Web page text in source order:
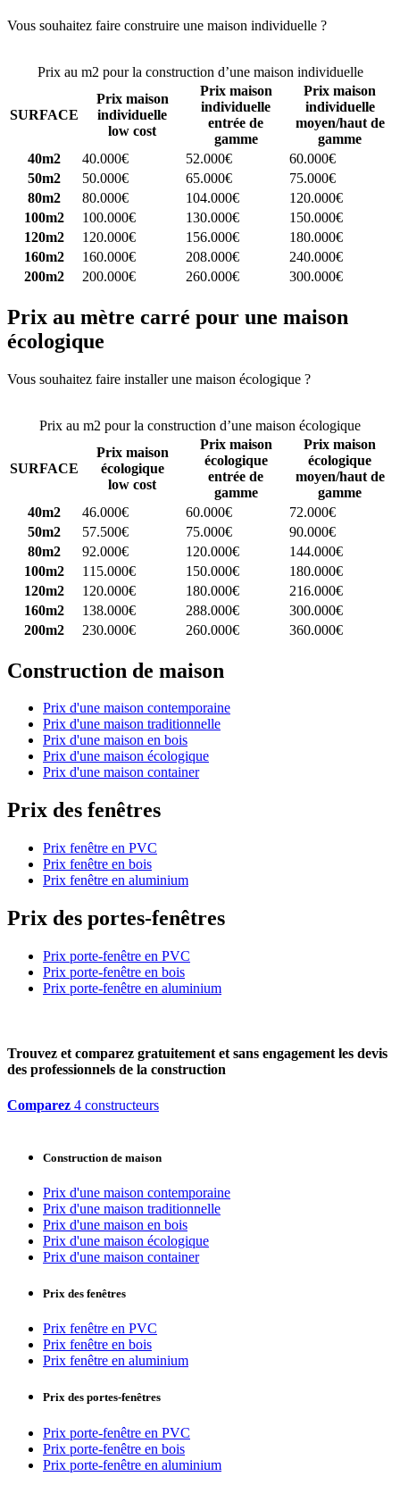
Vous souhaitez faire construire une maison individuelle ?
Prix au m2 pour la construction d’une maison individuelle
SURFACE
Prix maison
individuelle
low cost
Prix maison
individuelle
entrée de
gamme
Prix maison
individuelle
moyen/haut de
gamme
40m2
40.000€ 52.000€
60.000€
50m2
50.000€ 65.000€
75.000€
80m2
80.000€ 104.000€
120.000€
100m2
100.000€ 130.000€
150.000€
120m2
120.000€ 156.000€
180.000€
160m2
160.000€ 208.000€
240.000€
200m2
200.000€ 260.000€ 300.000€
Prix au mètre carré pour une maison
écologique
Vous souhaitez faire installer une maison écologique ?
Prix au m2 pour la construction d’une maison écologique
SURFACE
Prix maison
écologique
low cost
Prix maison
écologique
entrée de
gamme
Prix maison
écologique
moyen/haut de
gamme
40m2
46.000€ 60.000€
72.000€
50m2
57.500€ 75.000€
90.000€
80m2
92.000€ 120.000€
144.000€
100m2
115.000€ 150.000€
180.000€
120m2
120.000€ 180.000€
216.000€
160m2
138.000€ 288.000€
300.000€
200m2
230.000€ 260.000€ 360.000€
Construction de maison
Prix d'une maison contemporaine
Prix d'une maison traditionnelle
Prix d'une maison en bois
Prix d'une maison écologique
Prix d'une maison container
Prix des fenêtres
Prix fenêtre en PVC
Prix fenêtre en bois
Prix fenêtre en aluminium
Prix des portes-fenêtres
Prix porte-fenêtre en PVC
Prix porte-fenêtre en bois
Prix porte-fenêtre en aluminium
Trouvez et comparez gratuitement et sans engagement les devis
des professionnels de la construction
Comparez 4 constructeurs
Construction de maison
Prix d'une maison contemporaine
Prix d'une maison traditionnelle
Prix d'une maison en bois
Prix d'une maison écologique
Prix d'une maison container
Prix des fenêtres
Prix fenêtre en PVC
Prix fenêtre en bois
Prix fenêtre en aluminium
Prix des portes-fenêtres
Prix porte-fenêtre en PVC
Prix porte-fenêtre en bois
Prix porte-fenêtre en aluminium